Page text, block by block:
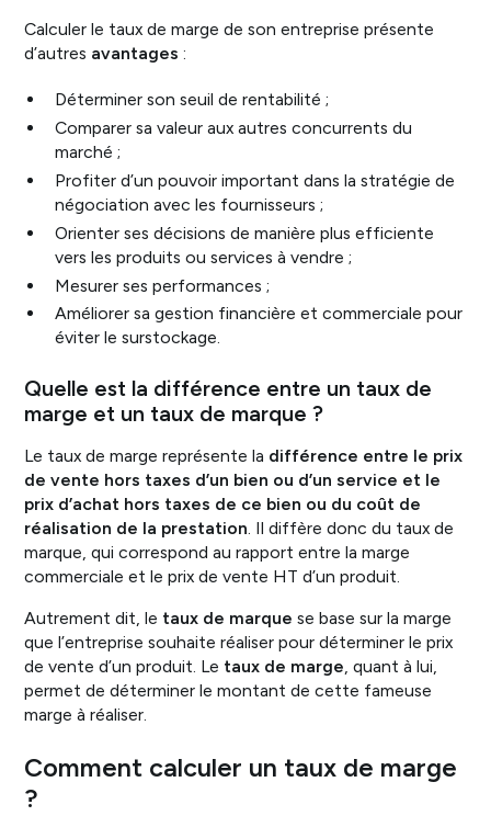
Calculer le taux de marge de son entreprise présente
d’autres avantages :
Déterminer son seuil de rentabilité ;
Comparer sa valeur aux autres concurrents du
marché ;
Profiter d’un pouvoir important dans la stratégie de
négociation avec les fournisseurs ;
Orienter ses décisions de manière plus efficiente
vers les produits ou services à vendre ;
Mesurer ses performances ;
Améliorer sa gestion financière et commerciale pour
éviter le surstockage.
Quelle est la différence entre un taux de
marge et un taux de marque ?
Le taux de marge représente la différence entre le prix
de vente hors taxes d’un bien ou d’un service et le
prix d’achat hors taxes de ce bien ou du coût de
réalisation de la prestation. Il diffère donc du taux de
marque, qui correspond au rapport entre la marge
commerciale et le prix de vente HT d’un produit.
Autrement dit, le taux de marque se base sur la marge
que l’entreprise souhaite réaliser pour déterminer le prix
de vente d’un produit. Le taux de marge , quant à lui,
permet de déterminer le montant de cette fameuse
marge à réaliser.
Comment calculer un taux de marge
?